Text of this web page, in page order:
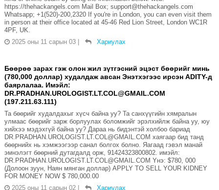
https://thehackangels.com Mail Box; support@thehackangels.com
Whatsapp; +1(520)-200,2320 If you're in London, you can even visit them
in person at their office located at 45-46 Red Lion Street, London WC1R
4PF, UK.
2025 оны 11 сарын 03
Хариулах
Бөөрөө зарах гэж олон жил зүтгэсний эцэст бөөрийг минь
(780,000 доллар) худалдаж авсан Энэтхэгээс ирсэн ADITY-д
баярлалаа. Имэйл:
DR.PRADHAN.UROLOGIST.LT.COL@GMAIL.COM
(197.211.63.111)
Та бөөрийг худалдахыг хүсч байна уу? Та санхүүгийн хямралын
улмаас бөөрийг зарж борлуулах боломжийг эрэлхийлж байна уу, юу
хийхээ мэдэхгүй байна уу? Дараа нь бидэнтэй холбоо бариад
DR.PRADHAN.UROLOGIST.LT.COL@GMAIL.COM хаягаар бид танд
бөөрнийх нь хэмжээгээр санал болгох болно. Яагаад гэвэл манай
эмнэлэгт бөөрний дутагдалд орж, 91424323800802. имэйл:
DR.PRADHAN.UROLOGIST.LT.COL@GMAIL.COM Yнэ: $780, 000
(Долоон зуун, Наян мянган доллар) APPLY TO SELL YOUR KIDNEY
FOR MONEY NOW $ 780,000.00
2025 оны 11 сарын 02
Хариулах